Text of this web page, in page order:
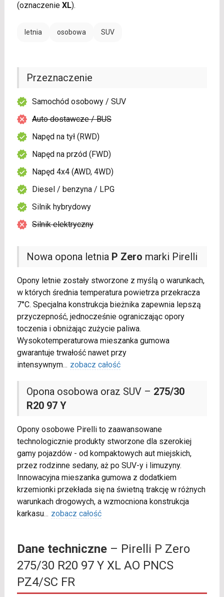
(oznaczenie XL).
letnia osobowa SUV
Nowa opona letnia P Zero marki Pirelli
Opony letnie zostały stworzone z myślą o warunkach,
w których średnia temperatura powietrza przekracza
7°C. Specjalna konstrukcja bieżnika zapewnia lepszą
przyczepność, jednocześnie ograniczając opory
toczenia i obniżając zużycie paliwa.
Wysokotemperaturowa mieszanka gumowa
gwarantuje trwałość nawet przy
intensywnym... zobacz całość
Opona osobowa oraz SUV – 275/30
R20 97 Y
Opony osobowe Pirelli to zaawansowane
technologicznie produkty stworzone dla szerokiej
gamy pojazdów - od kompaktowych aut miejskich,
przez rodzinne sedany, aż po SUV-y i limuzyny.
Innowacyjna mieszanka gumowa z dodatkiem
krzemionki przekłada się na świetną trakcję w różnych
warunkach drogowych, a wzmocniona konstrukcja
karkasu... zobacz całość
Przeznaczenie
Samochód osobowy / SUV
Auto dostawcze / BUS
Napęd na tył (RWD)
Napęd na przód (FWD)
Napęd 4x4 (AWD, 4WD)
Diesel / benzyna / LPG
Silnik hybrydowy
Silnik elektryczny
Dane techniczne– Pirelli P Zero
275/30 R20 97 Y XL AO PNCS
PZ4/SC FR